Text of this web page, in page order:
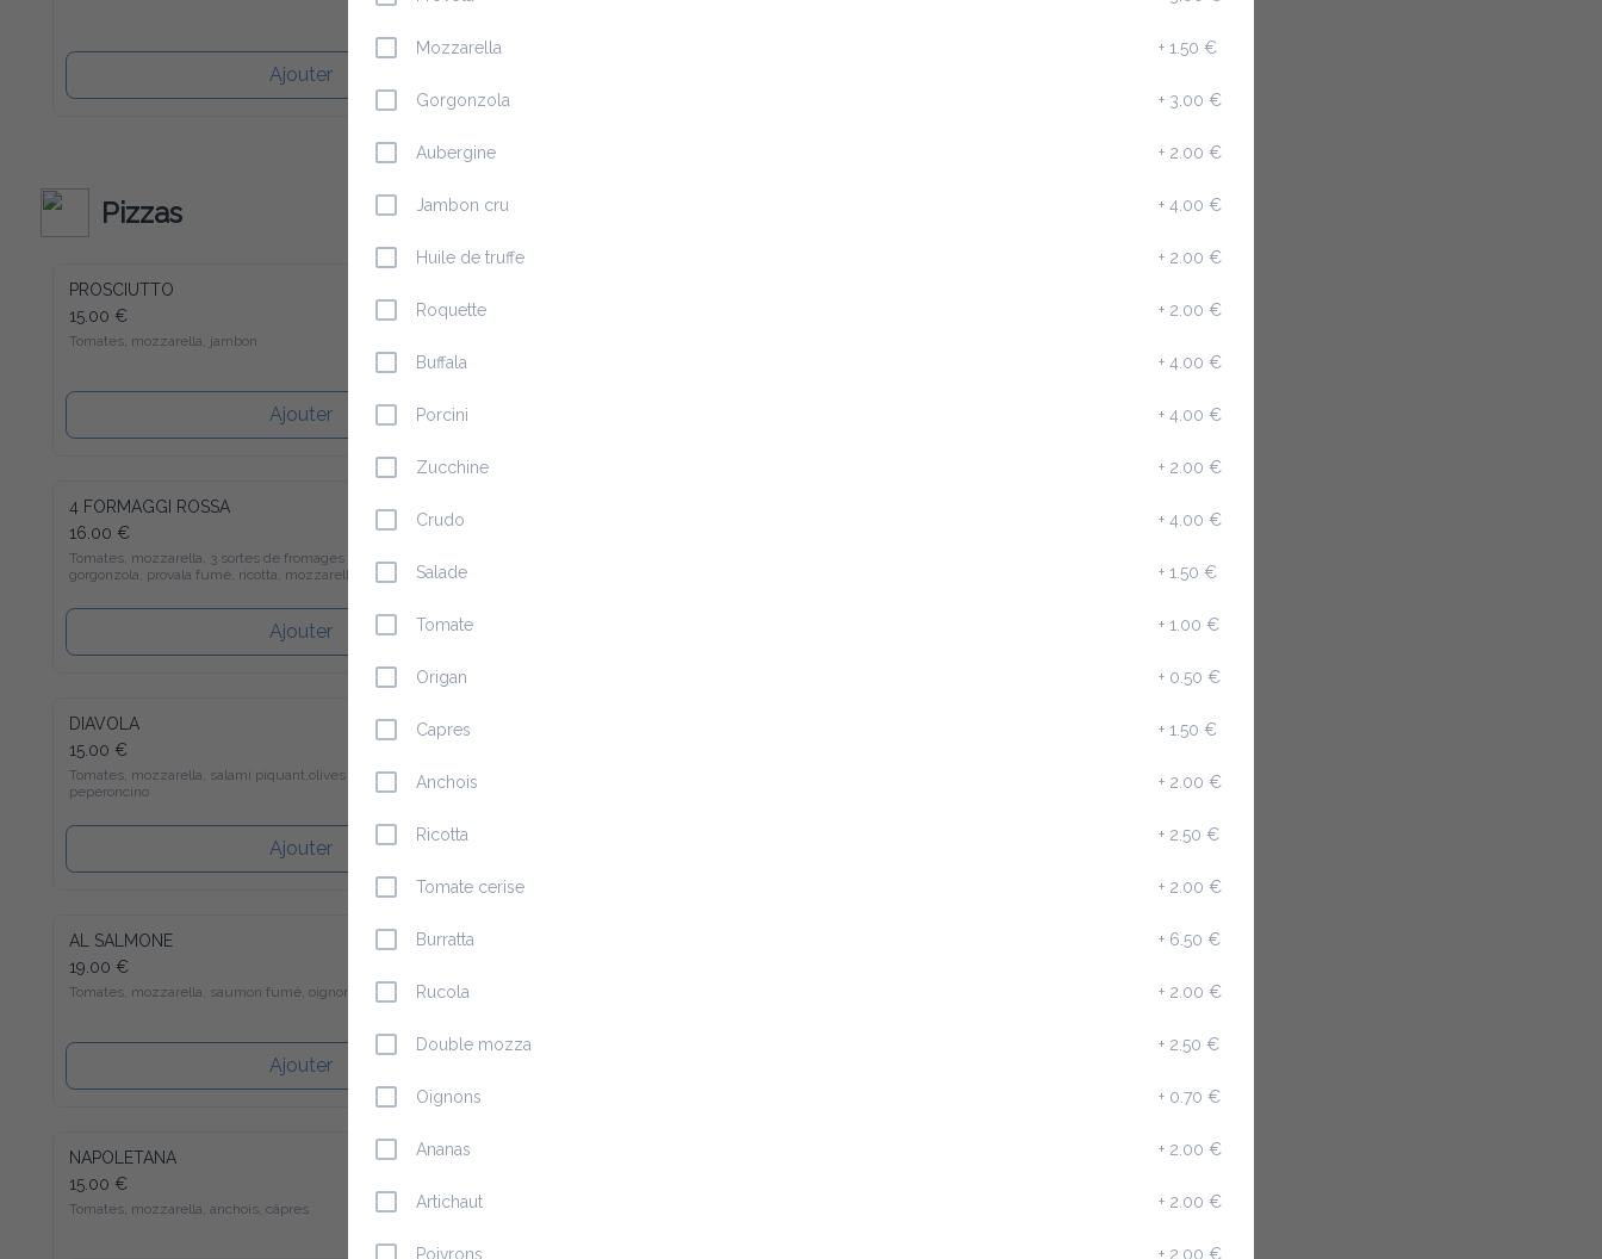
Ajouter
Pizzas
PROSCIUTTO
15.00 €
Tomates, mozzarella, jambon
Ajouter
4 FORMAGGI ROSSA
16.00 €
Tomates, mozzarella, 3 sortes de fromages italiens( gorgonzola,
provala fumé, ricotta, mozzarella)
Ajouter
DIAVOLA
15.00 €
Tomates, mozzarella, salami piquant,olives et peperoncino
Ajouter
AL SALMONE
19.00 €
Tomates, mozzarella, saumon fumé, oignons, câpres
Ajouter
NAPOLETANA
15.00 €
Tomates, mozzarella, anchois, câpres
Mozzarella +1.50 €
Gorgonzola +3.00 €
Aubergine +2.00 €
Jambon cru +4.00 €
Huile de truffe +2.00 €
Roquette +2.00 €
Buffala +4.00 €
Porcini +4.00 €
Zucchine +2.00 €
Crudo +4.00 €
Salade +1.50 €
Tomate +1.00 €
Origan +0.50 €
Capres +1.50 €
Anchois +2.00 €
Ricotta +2.50 €
Tomate cerise +2.00 €
Burratta +6.50 €
Rucola +2.00 €
Double mozza +2.50 €
Oignons +0.70 €
Ananas +2.00 €
Artichaut +2.00 €
Poivrons +2.00 €